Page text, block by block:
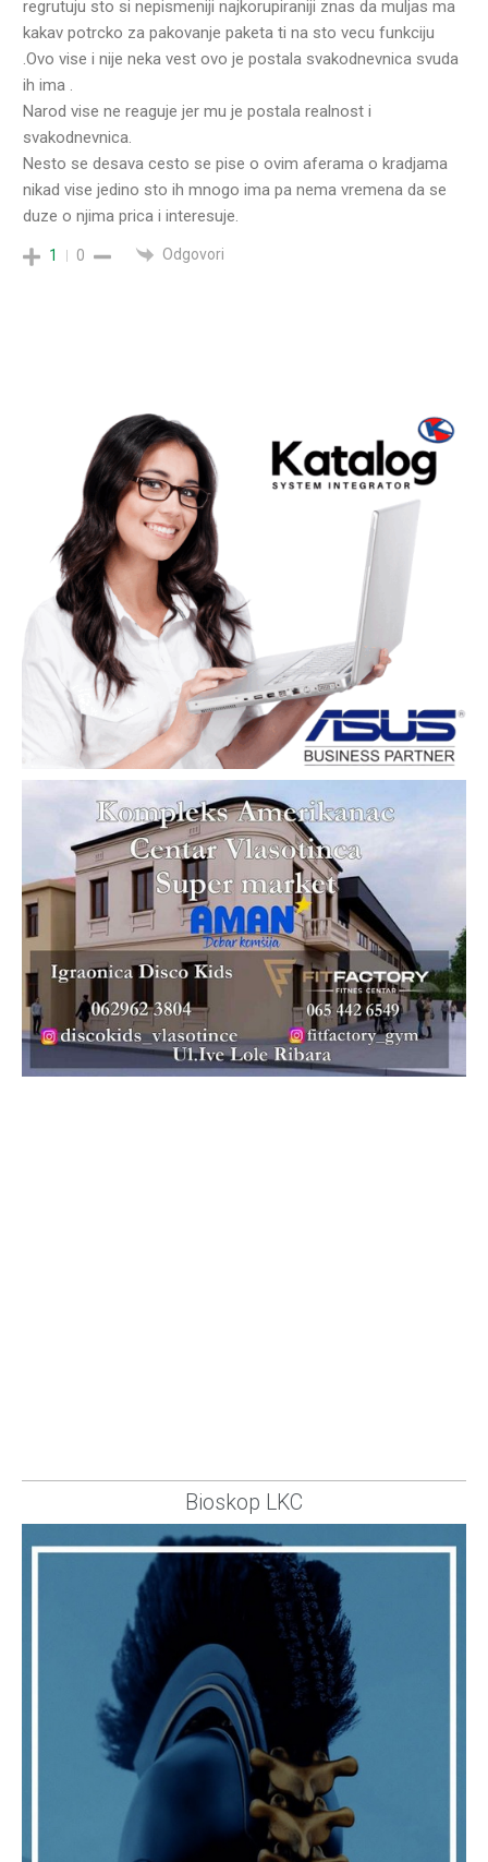
regrutuju sto si nepismeniji najkorupiraniji znas da muljas ma
kakav potrcko za pakovanje paketa ti na sto vecu funkciju
.Ovo vise i nije neka vest ovo je postala svakodnevnica svuda
ih ima .
Narod vise ne reaguje jer mu je postala realnost i
svakodnevnica.
Nesto se desava cesto se pise o ovim aferama o kradjama
nikad vise jedino sto ih mnogo ima pa nema vremena da se
duze o njima prica i interesuje.
1 0 Odgovori
Bioskop LKC